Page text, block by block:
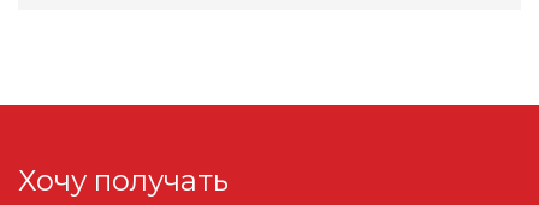
Хочу получать